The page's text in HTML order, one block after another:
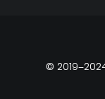
©